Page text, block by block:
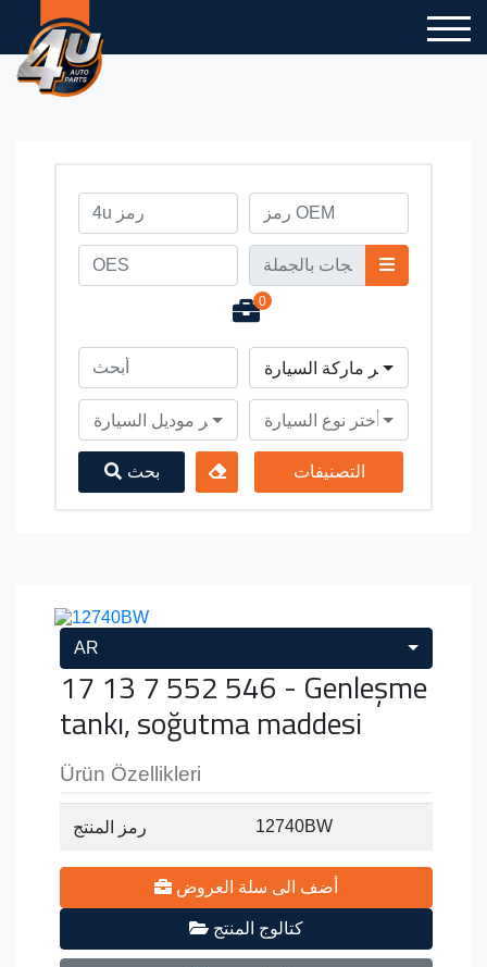
0
أختر ماركة السيارة
أختر موديل السيارة أختر نوع السيارة
بحث التصنيفات
AR
17 13 7 552 546 - Genleşme
tankı, soğutma maddesi
Ürün Özellikleri
رمز المنتج 12740BW
أضف الى سلة العروض
كتالوج المنتج